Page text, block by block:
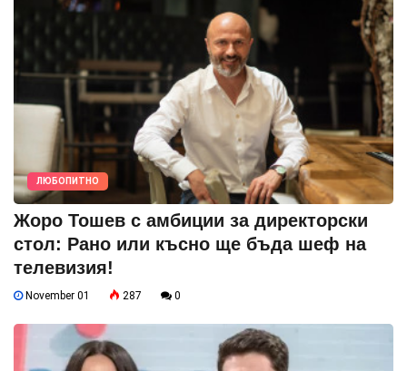
ЛЮБОПИТНО
Жоро Тошев с амбиции за директорски
стол: Рано или късно ще бъда шеф на
телевизия!
November 01 287 0